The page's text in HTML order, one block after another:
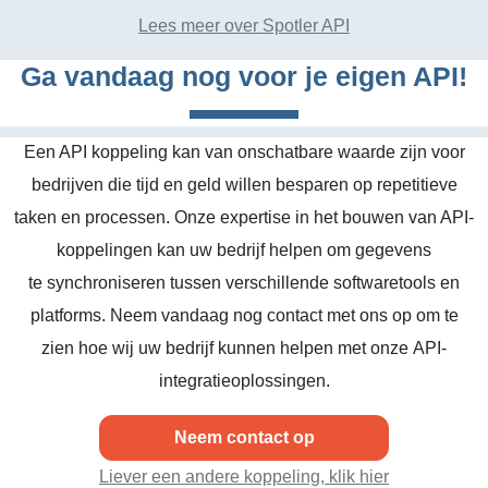
Lees meer over Spotler API
Ga vandaag nog voor je eigen API!
Een API koppeling kan van onschatbare waarde zijn voor
bedrijven die tijd en geld willen besparen op repetitieve
taken en processen. Onze expertise in het bouwen van API-
koppelingen kan uw bedrijf helpen om gegevens
te synchroniseren tussen verschillende softwaretools en
platforms. Neem vandaag nog contact met ons op om te
zien hoe wij uw bedrijf kunnen helpen met onze API-
integratieoplossingen.
Neem contact op
Liever een andere koppeling, klik hier